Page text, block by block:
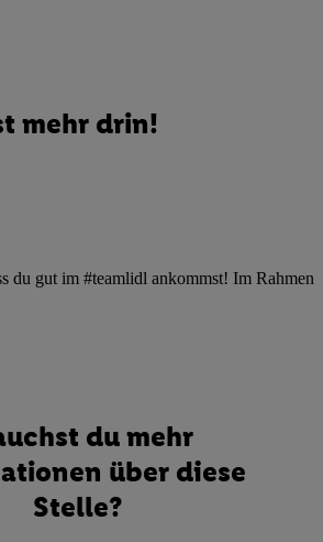
mehr drin!
du gut im #teamlidl ankommst! Im Rahmen
du mehr
über diese
Stelle?